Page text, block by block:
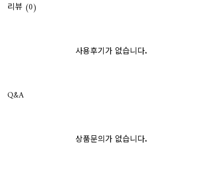
리뷰 (0)
사용후기가 없습니다.
Q&A
상품문의가 없습니다.